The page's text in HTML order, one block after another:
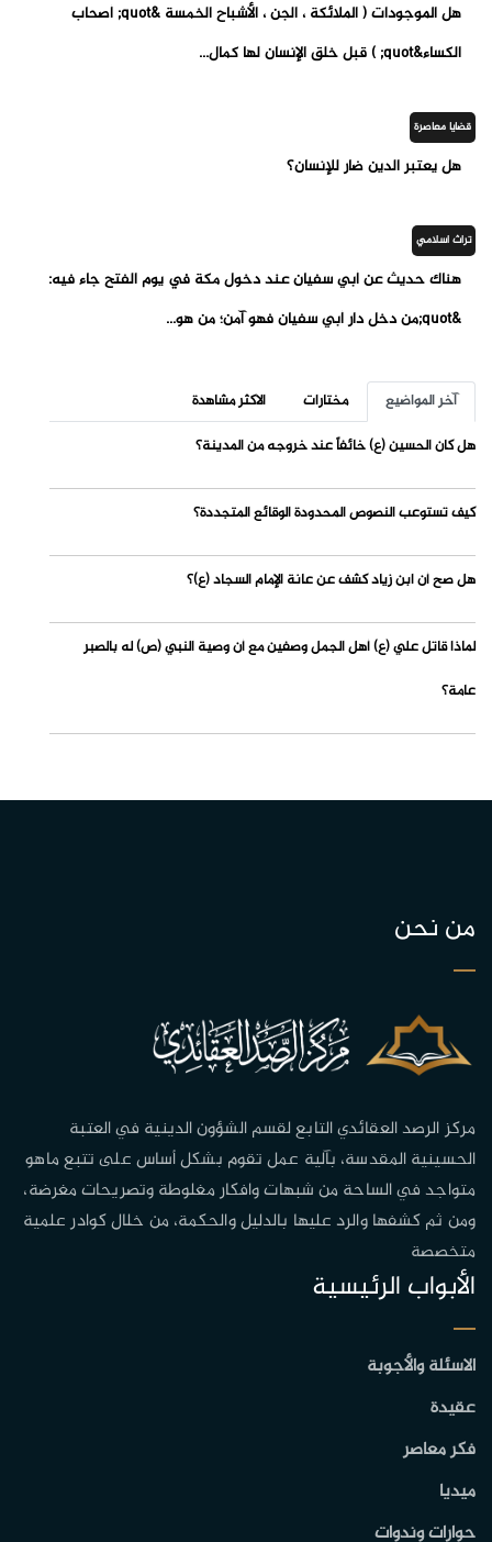
هل الموجودات ( الملائكة ، الجن ، الأشباح الخمسة &quot; أصحاب
الكساء&quot; ) قبل خلق الإنسان لها كمال...
قضايا معاصرة
هل يعتبر الدين ضار للإنسان؟
تراث اسلامي
هناك حديث عن أبي سفيان عند دخول مكة في يوم الفتح جاء فيه:
&quot;من دخل دار أبي سفيان فهو آمن؛ من هو...
آخر المواضيع مختارات
الاكثر مشاهدة
هل كان الحسين (ع) خائفاً عند خروجه من المدينة؟
كيف تستوعب النصوص المحدودة الوقائع المتجددة؟
هل صح أن ابن زياد كشف عن عانة الإمام السجاد (ع)؟
لماذا قاتل علي (ع) أهل الجمل وصفين مع أن وصية النبي (ص) له بالصبر
عامة؟
من نحن
مركز الرصد العقائدي التابع لقسم الشؤون الدينية في العتبة
الحسينية المقدسة، بآلية عمل تقوم بشكل أساس على تتبع ماهو
متواجد في الساحة من شبهات وافكار مغلوطة وتصريحات مغرضة،
ومن ثم كشفها والرد عليها بالدليل والحكمة، من خلال كوادر علمية
متخصصة
الأبواب الرئيسية
الاسئلة والأجوبة
عقيدة
فكر معاصر
ميديا
حوارات وندوات